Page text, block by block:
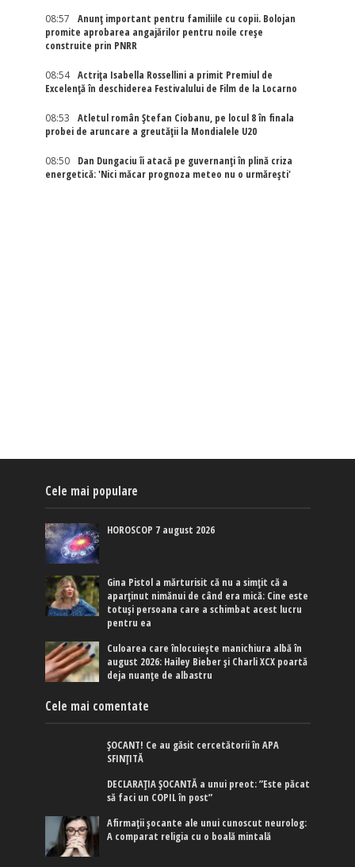
08:57
Anunț important pentru familiile cu copii. Bolojan
promite aprobarea angajărilor pentru noile creșe
construite prin PNRR
08:54
Actriţa Isabella Rossellini a primit Premiul de
Excelenţă în deschiderea Festivalului de Film de la Locarno
08:53
Atletul român Ștefan Ciobanu, pe locul 8 în finala
probei de aruncare a greutății la Mondialele U20
08:50
Dan Dungaciu îi atacă pe guvernanți în plină criza
energetică: 'Nici măcar prognoza meteo nu o urmărești'
Cele mai populare
HOROSCOP 7 august 2026
Gina Pistol a mărturisit că nu a simțit că a
aparținut nimănui de când era mică: Cine este
totuși persoana care a schimbat acest lucru
pentru ea
Culoarea care înlocuiește manichiura albă în
august 2026: Hailey Bieber și Charli XCX poartă
deja nuanțe de albastru
Cele mai comentate
ȘOCANT! Ce au găsit cercetătorii în APA
SFINȚITĂ
DECLARAȚIA ȘOCANTĂ a unui preot: ”Este păcat
să faci un COPIL în post”
Afirmaţii şocante ale unui cunoscut neurolog:
A comparat religia cu o boală mintală